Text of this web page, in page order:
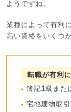
ようですね。
業種によって有利
高い資格をいくつ
転職が有利
簿記1級また
宅地建物取